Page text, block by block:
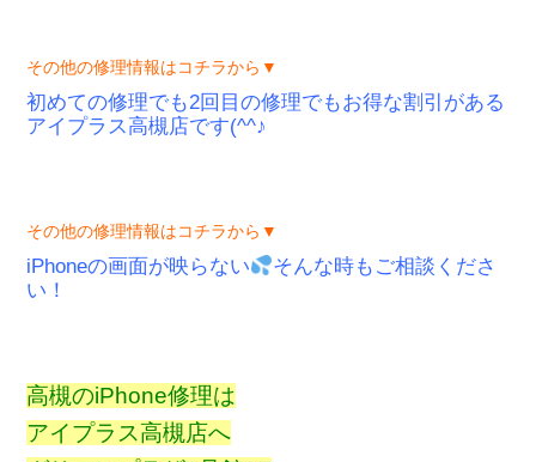
その他の修理情報はコチラから▼
初めての修理でも2回目の修理でもお得な割引がある
アイプラス高槻店です(^^♪
その他の修理情報はコチラから▼
iPhoneの画面が映らない
そんな時もご相談くださ
い！
高槻のiPhone修理は
アイプラス高槻店へ